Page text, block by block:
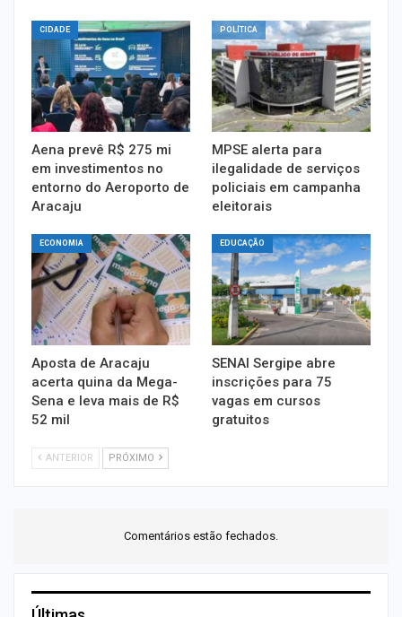
CIDADE
Aena prevê R$ 275 mi
em investimentos no
entorno do Aeroporto de
Aracaju
POLÍTICA
MPSE alerta para
ilegalidade de serviços
policiais em campanha
eleitorais
ECONOMIA
Aposta de Aracaju
acerta quina da Mega-
Sena e leva mais de R$
52 mil
EDUCAÇÃO
SENAI Sergipe abre
inscrições para 75
vagas em cursos
gratuitos
ANTERIOR PRÓXIMO
Comentários estão fechados.